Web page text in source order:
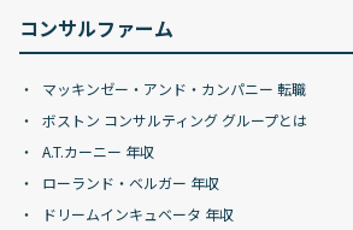
コンサルファーム
マッキンゼー・アンド・カンパニー 転職
ボストン コンサルティング グループとは
A.T.カーニー 年収
ローランド・ベルガー 年収
ドリームインキュベータ 年収